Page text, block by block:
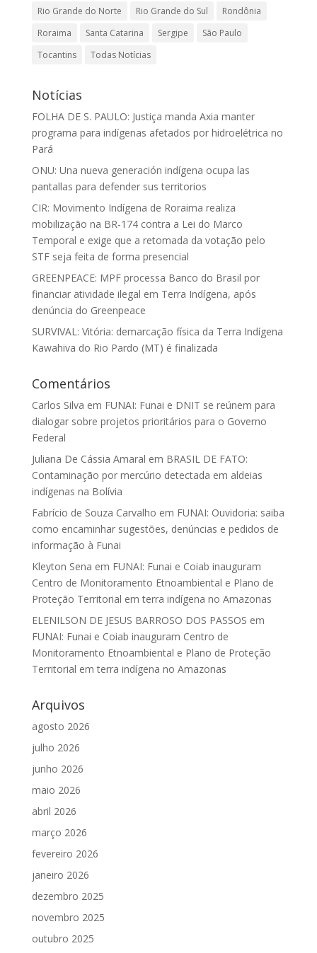
Rio Grande do Norte
Rio Grande do Sul
Rondônia
Roraima
Santa Catarina Sergipe
São Paulo
Tocantins
Todas Notícias
Notícias
FOLHA DE S. PAULO: Justiça manda Axia manter
programa para indígenas afetados por hidroelétrica no
Pará
ONU: Una nueva generación indígena ocupa las
pantallas para defender sus territorios
CIR: Movimento Indígena de Roraima realiza
mobilização na BR-174 contra a Lei do Marco
Temporal e exige que a retomada da votação pelo
STF seja feita de forma presencial
GREENPEACE: MPF processa Banco do Brasil por
financiar atividade ilegal em Terra Indígena, após
denúncia do Greenpeace
SURVIVAL: Vitória: demarcação física da Terra Indígena
Kawahiva do Rio Pardo (MT) é finalizada
Comentários
Carlos Silva em FUNAI: Funai e DNIT se reúnem para
dialogar sobre projetos prioritários para o Governo
Federal
Juliana De Cássia Amaral em BRASIL DE FATO:
Contaminação por mercúrio detectada em aldeias
indígenas na Bolívia
Fabrício de Souza Carvalho em FUNAI: Ouvidoria: saiba
como encaminhar sugestões, denúncias e pedidos de
informação à Funai
Kleyton Sena em FUNAI: Funai e Coiab inauguram
Centro de Monitoramento Etnoambiental e Plano de
Proteção Territorial em terra indígena no Amazonas
ELENILSON DE JESUS BARROSO DOS PASSOS em
FUNAI: Funai e Coiab inauguram Centro de
Monitoramento Etnoambiental e Plano de Proteção
Territorial em terra indígena no Amazonas
Arquivos
agosto 2026
julho 2026
junho 2026
maio 2026
abril 2026
março 2026
fevereiro 2026
janeiro 2026
dezembro 2025
novembro 2025
outubro 2025